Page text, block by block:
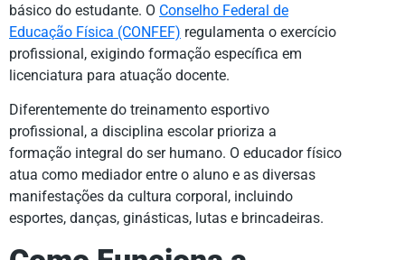
básico do estudante. O Conselho Federal de
Educação Física (CONFEF) regulamenta o exercício
profissional, exigindo formação específica em
licenciatura para atuação docente.
Diferentemente do treinamento esportivo
profissional, a disciplina escolar prioriza a
formação integral do ser humano. O educador físico
atua como mediador entre o aluno e as diversas
manifestações da cultura corporal, incluindo
esportes, danças, ginásticas, lutas e brincadeiras.